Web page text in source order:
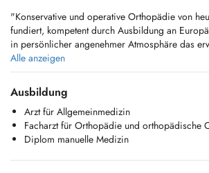
"Konservative und operative Orthopädie von
fundiert, kompetent durch Ausbildung an
in persönlicher angenehmer Atmosphäre das
modernen barrierefreinen Ordination in Bad
Als Orthopäde in nunmehr 3. Generation habe
Operationen an Hüfte, Knie und Schulter mein
führenden orthopädischen Kliniken Europas u.a.
Zürich in der Schweiz perfektioniert und
Alle anzeigen
Ausbildung
Arzt für Allgemeinmedizin
Facharzt für Orthopädie und orthopädische
Diplom manuelle Medizin